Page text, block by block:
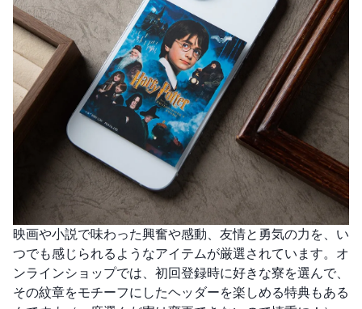
映画や小説で味わった興奮や感動、友情と勇気の力を、い
つでも感じられるようなアイテムが厳選されています。オ
ンラインショップでは、初回登録時に好きな寮を選んで、
その紋章をモチーフにしたヘッダーを楽しめる特典もある